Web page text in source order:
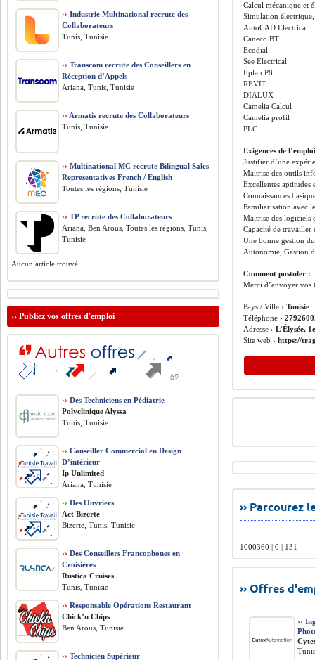
Calcul mécanique et
Simulation
AutoCAD Electrical
Caneco BT
Ecodial
See Electrical
Eplan P8
REVIT
DIALUX
Camelia Calcul
Camelia profil
PLC
Exigences de
Justifier d’une
Maitrise des outils
Excellentes
Connaissances
Familiarisation avec
Maitrise des logiciels
Capacité de travailler
Une bonne gestion
Autonomie, Gestion
Comment postuler :
Merci d’envoyer
Pays / Ville ›Tunisie
Téléphone ›
Adresse ›L’Élysée,
Site web ›https://
››
1000360 | 0 | 131
›› Offres
››
›› Industrie Multinational recrute des
Collaborateurs
Tunis, Tunisie
›› Transcom recrute des Conseillers en
Réception d’Appels
Ariana, Tunis, Tunisie
›› Armatis recrute des Collaborateurs
Tunis, Tunisie
›› Multinational MC recrute Bilingual Sales
Representatives French / English
Toutes les régions, Tunisie
›› TP recrute des Collaborateurs
Ariana, Ben Arous, Toutes les régions, Tunis,
Tunisie
Aucun article trouvé.
››Publiez vos offres d'emploi
›› Des Techniciens en Pédiatrie
Polyclinique Alyssa
Tunis, Tunisie
›› Conseiller Commercial en Design
D’intérieur
Ip Unlimited
Ariana, Tunisie
›› Des Ouvriers
Act Bizerte
Bizerte, Tunis, Tunisie
›› Des Conseillers Francophones en
Croisières
Rustica Cruises
Tunis, Tunisie
›› Responsable Opérations Restaurant
Chick’n Chips
Ben Arous, Tunisie
›› Technicien Supérieur